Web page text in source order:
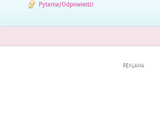
Pytania/Odpowiedzi
REKLAMA